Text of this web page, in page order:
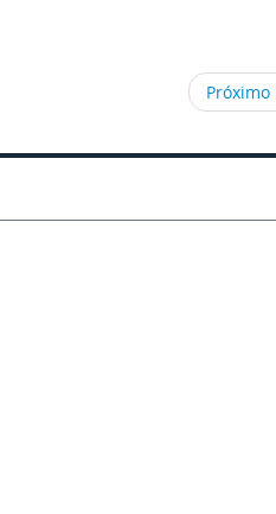
Próximo